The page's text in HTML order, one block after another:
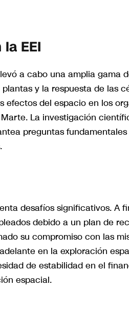
EEI
a cabo una amplia gama
y la respuesta de las
del espacio en los
La investigación
preguntas
desafíos significativos. A
debido a un plan de
su compromiso con las
en la exploración
de estabilidad en el
espacial.